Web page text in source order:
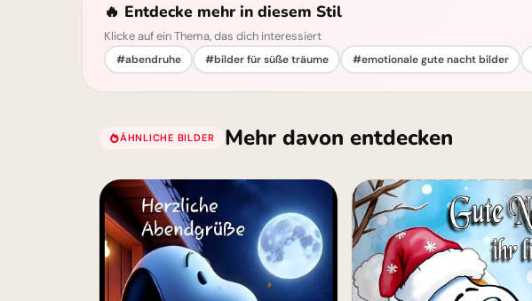
🔥 Entdecke mehr in diesem Stil
Klicke auf ein Thema, das dich interessiert
#abendruhe #bilder für süße träume #emotionale gute nacht bilder
ÄHNLICHE BILDER Mehr davon entdecken